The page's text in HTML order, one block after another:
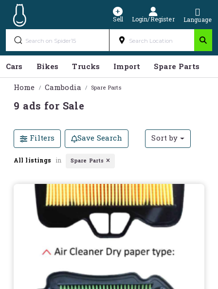
Sell Login/Register Language
Cars Bikes Trucks Import Spare Parts
Home
Cambodia Spare Parts
9 ads for Sale
Filters Save Search Sort by
All listings in Spare Parts